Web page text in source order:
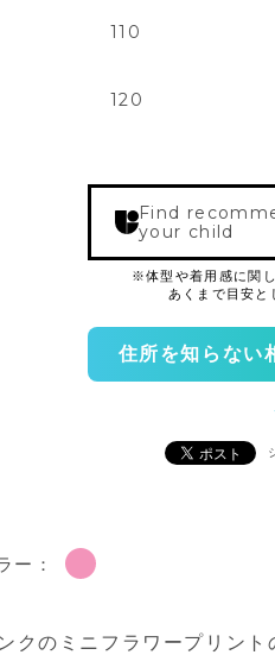
110
120
Find
your child
住所を知らない
ー：
クのミニフラワープリン